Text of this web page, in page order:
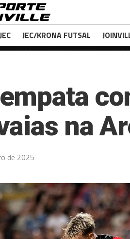
JEC JEC/KRONA FUTSAL
na
de 2025